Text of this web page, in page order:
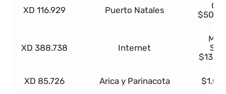
XD 116.929 Puerto Natales
XD 388.738 Internet
XD 85.726 Arica y Parinacota